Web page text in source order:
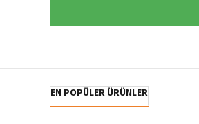
EN POPÜLER ÜRÜNLER